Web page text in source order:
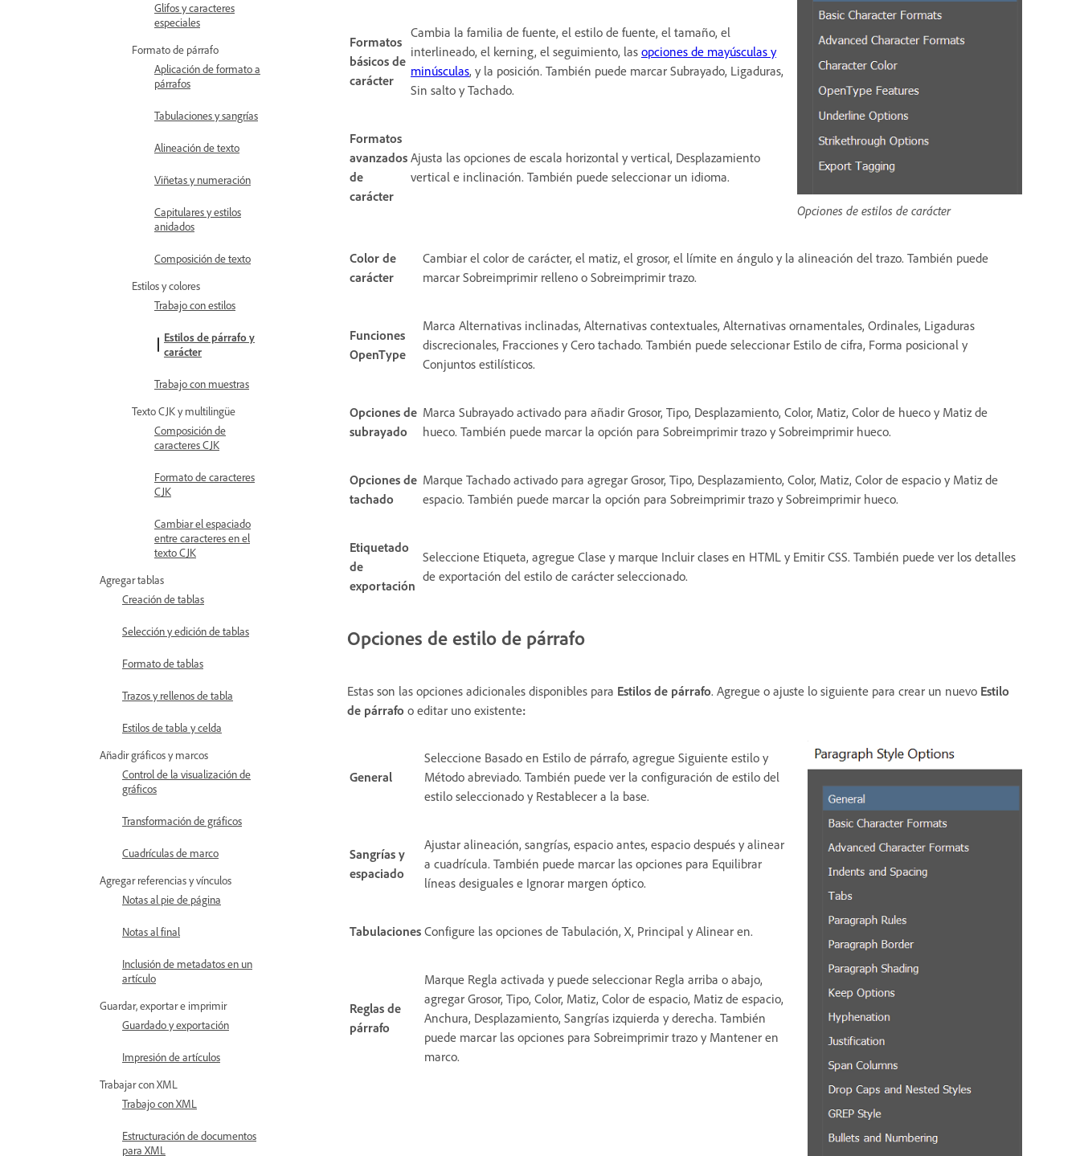
Glifos y caracteres
especiales
Formato de párrafo
Aplicación de formato a
párrafos
Tabulaciones y sangrías
Alineación de texto
Viñetas y numeración
Capitulares y estilos
anidados
Composición de texto
Estilos y colores
Trabajo con estilos
Estilos de párrafo y
carácter
Trabajo con muestras
Texto CJK y multilingüe
Composición de
caracteres CJK
Formato de caracteres
CJK
Cambiar el espaciado
entre caracteres en el
texto CJK
Agregar tablas
Creación de tablas
Selección y edición de tablas
Formato de tablas
Trazos y rellenos de tabla
Estilos de tabla y celda
Añadir gráficos y marcos
Control de la visualización de
gráficos
Transformación de gráficos
Cuadrículas de marco
Agregar referencias y vínculos
Notas al pie de página
Notas al final
Inclusión de metadatos en un
artículo
Guardar, exportar e imprimir
Guardado y exportación
Impresión de artículos
Trabajar con XML
Trabajo con XML
Estructuración de documentos
para XML
Formatos
básicos de
carácter
Cambia la familia de fuente, el estilo de fuente, el tamaño, el
interlineado, el kerning, el seguimiento, las opciones de mayúsculas y
minúsculas, y la posición. También puede marcar Subrayado, Ligaduras,
Sin salto y Tachado.
Formatos
avanzados
de
carácter
Ajusta las opciones de escala horizontal y vertical, Desplazamiento
vertical e inclinación. También puede seleccionar un idioma.
Opciones de estilos de carácter
Color de
carácter
Cambiar el color de carácter, el matiz, el grosor, el límite en ángulo y la alineación del trazo. También puede
marcar Sobreimprimir relleno o Sobreimprimir trazo.
Funciones
OpenType
Marca Alternativas inclinadas, Alternativas contextuales, Alternativas ornamentales, Ordinales, Ligaduras
discrecionales, Fracciones y Cero tachado. También puede seleccionar Estilo de cifra, Forma posicional y
Conjuntos estilísticos.
Opciones de
subrayado
Marca Subrayado activado para añadir Grosor, Tipo, Desplazamiento, Color, Matiz, Color de hueco y Matiz de
hueco. También puede marcar la opción para Sobreimprimir trazo y Sobreimprimir hueco.
Opciones de
tachado
Marque Tachado activado para agregar Grosor, Tipo, Desplazamiento, Color, Matiz, Color de espacio y Matiz de
espacio. También puede marcar la opción para Sobreimprimir trazo y Sobreimprimir hueco.
Etiquetado
de
exportación
Seleccione Etiqueta, agregue Clase y marque Incluir clases en HTML y Emitir CSS. También puede ver los detalles
de exportación del estilo de carácter seleccionado.
Opciones de estilo de párrafo
Estas son las opciones adicionales disponibles para Estilos de párrafo. Agregue o ajuste lo siguiente para crear un nuevo Estilo
de párrafo o editar uno existente:
General
Seleccione Basado en Estilo de párrafo, agregue Siguiente estilo y
Método abreviado. También puede ver la configuración de estilo del
estilo seleccionado y Restablecer a la base.
Sangrías y
espaciado
Ajustar alineación, sangrías, espacio antes, espacio después y alinear
a cuadrícula. También puede marcar las opciones para Equilibrar
líneas desiguales e Ignorar margen óptico.
Tabulaciones Configure las opciones de Tabulación, X, Principal y Alinear en.
Reglas de
párrafo
Marque Regla activada y puede seleccionar Regla arriba o abajo,
agregar Grosor, Tipo, Color, Matiz, Color de espacio, Matiz de espacio,
Anchura, Desplazamiento, Sangrías izquierda y derecha. También
puede marcar las opciones para Sobreimprimir trazo y Mantener en
marco.